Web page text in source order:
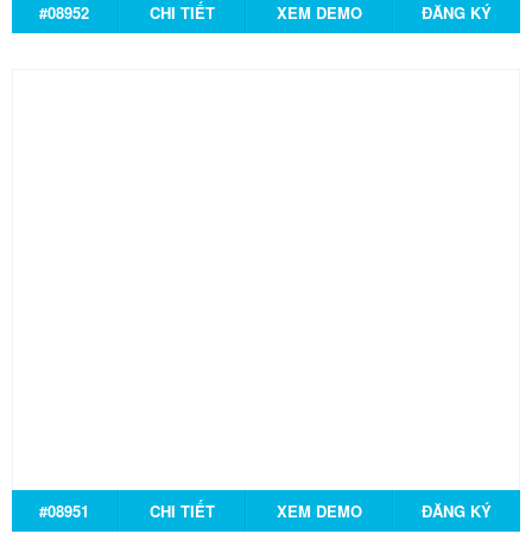
#08952 CHI TIẾT XEM DEMO ĐĂNG KÝ
#08951 CHI TIẾT XEM DEMO ĐĂNG KÝ